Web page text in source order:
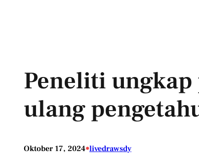
Peneliti
ulang
Oktober 17, 2024•livedrawsdy